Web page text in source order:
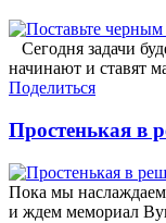
Сегодня задачи
начинают и ставят
Поделиться
Простенькая в
Пока мы
и ждем мемориал